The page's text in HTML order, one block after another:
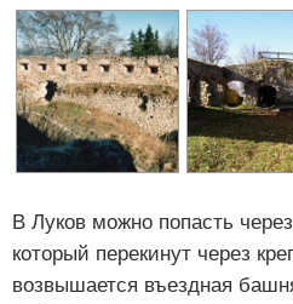
В Луков можно попасть
который перекинут через
возвышается въездная